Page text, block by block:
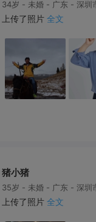
34岁 - 未婚 - 广东 - 深圳
上传了照片 全文
猪小猪
35岁 - 未婚 - 广东 - 深圳
上传了照片 全文